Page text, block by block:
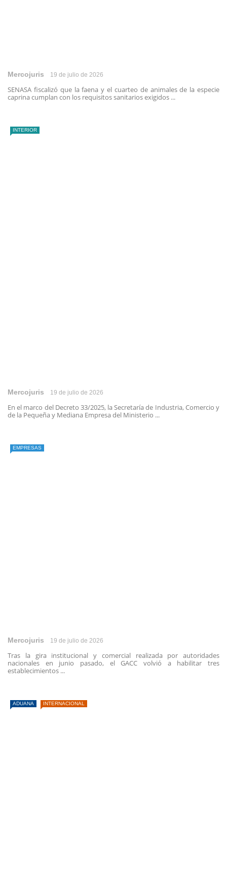
Mercojuris 19 de julio de 2026
SENASA fiscalizó que la faena y el cuarteo de animales de la especie
caprina cumplan con los requisitos sanitarios exigidos ...
INTERIOR
Mercojuris 19 de julio de 2026
En el marco del Decreto 33/2025, la Secretaría de Industria, Comercio y
de la Pequeña y Mediana Empresa del Ministerio ...
EMPRESAS
Mercojuris 19 de julio de 2026
Tras la gira institucional y comercial realizada por autoridades
nacionales en junio pasado, el GACC volvió a habilitar tres
establecimientos ...
ADUANA INTERNACIONAL